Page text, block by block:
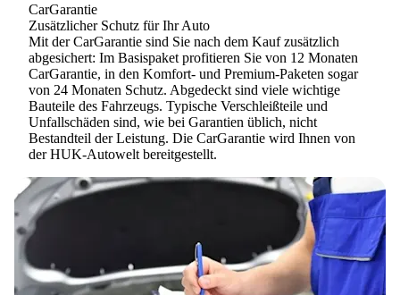
CarGarantie
Zusätzlicher Schutz für Ihr Auto
Mit der CarGarantie sind Sie nach dem Kauf zusätzlich
abgesichert: Im Basispaket profitieren Sie von 12 Monaten
CarGarantie, in den Komfort- und Premium-Paketen sogar
von 24 Monaten Schutz. Abgedeckt sind viele wichtige
Bauteile des Fahrzeugs. Typische Verschleißteile und
Unfallschäden sind, wie bei Garantien üblich, nicht
Bestandteil der Leistung. Die CarGarantie wird Ihnen von
der HUK-Autowelt bereitgestellt.